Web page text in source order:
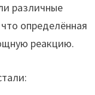
различные
определённая
реакцию.